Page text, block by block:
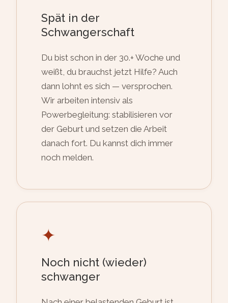
Spät in der
Schwangerschaft
Du bist schon in der 30.+ Woche und
weißt, du brauchst jetzt Hilfe? Auch
dann lohnt es sich — versprochen.
Wir arbeiten intensiv als
Powerbegleitung: stabilisieren vor
der Geburt und setzen die Arbeit
danach fort. Du kannst dich immer
noch melden.
✦
Noch nicht (wieder)
schwanger